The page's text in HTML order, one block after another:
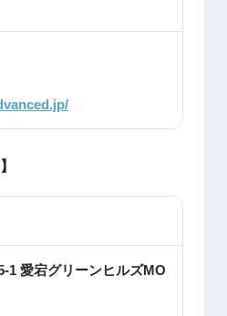
1 愛宕グリーンヒルズMO
ー19F